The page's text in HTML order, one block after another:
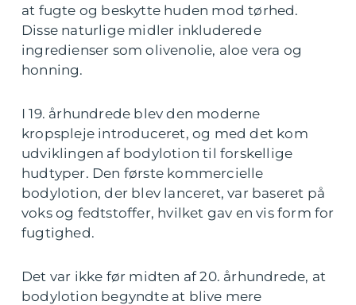
at fugte og beskytte huden mod tørhed.
Disse naturlige midler inkluderede
ingredienser som olivenolie, aloe vera og
honning.
I 19. århundrede blev den moderne
kropspleje introduceret, og med det kom
udviklingen af bodylotion til forskellige
hudtyper. Den første kommercielle
bodylotion, der blev lanceret, var baseret på
voks og fedtstoffer, hvilket gav en vis form for
fugtighed.
Det var ikke før midten af 20. århundrede, at
bodylotion begyndte at blive mere